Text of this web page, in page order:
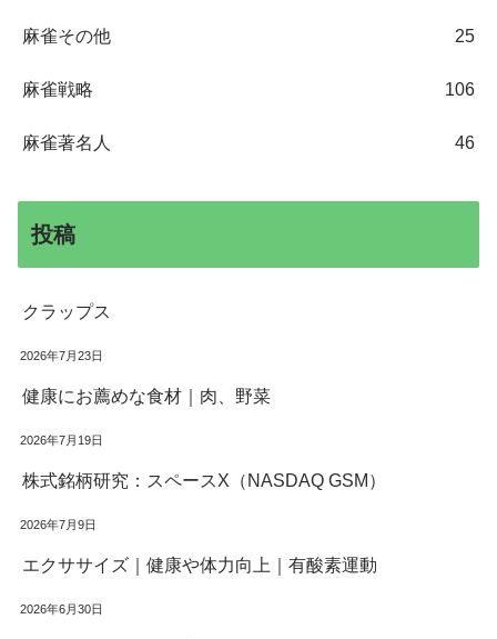
麻雀その他 25
麻雀戦略 106
麻雀著名人 46
投稿
クラップス
2026年7月23日
健康にお薦めな食材｜肉、野菜
2026年7月19日
株式銘柄研究：スペースX（NASDAQ GSM）
2026年7月9日
エクササイズ｜健康や体力向上｜有酸素運動
2026年6月30日